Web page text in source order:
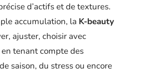
d’actifs et de textures.
accumulation, la K-beauty
ajuster, choisir avec
tenant compte des
saison, du stress ou encore